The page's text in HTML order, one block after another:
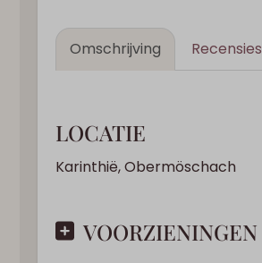
Omschrijving Recensies
LOCATIE
Karinthië, Obermöschach
VOORZIENINGEN